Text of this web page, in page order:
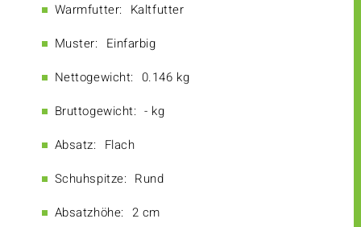
Warmfutter: Kaltfutter
Muster: Einfarbig
Nettogewicht: 0.146 kg
Bruttogewicht: - kg
Absatz: Flach
Schuhspitze: Rund
Absatzhöhe: 2 cm